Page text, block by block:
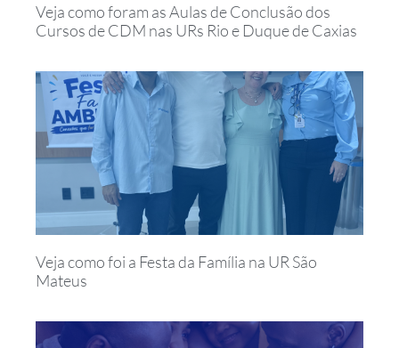
Veja como foram as Aulas de Conclusão dos
Cursos de CDM nas URs Rio e Duque de Caxias
Veja como foi a Festa da Família na UR São
Mateus